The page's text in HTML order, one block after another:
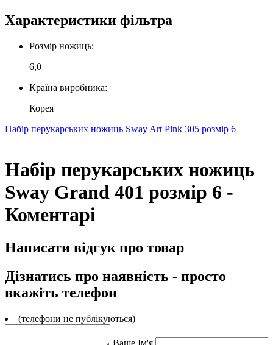
Характеристики фільтра
Розмір ножиць:
6,0
Країна виробника:
Корея
Набір перукарських ножиць Sway Art Pink 305 розмір 6
Набір перукарських ножиць
Sway Grand 401 розмір 6 -
Коментарі
Написати відгук про товар
Дізнатись про наявність - просто
вкажіть телефон
(телефони не публікуються)
Ваше Ім'я